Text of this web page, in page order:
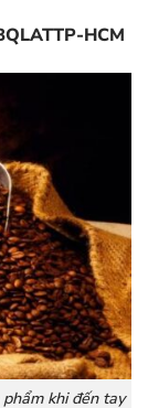
HCM
khi đến tay